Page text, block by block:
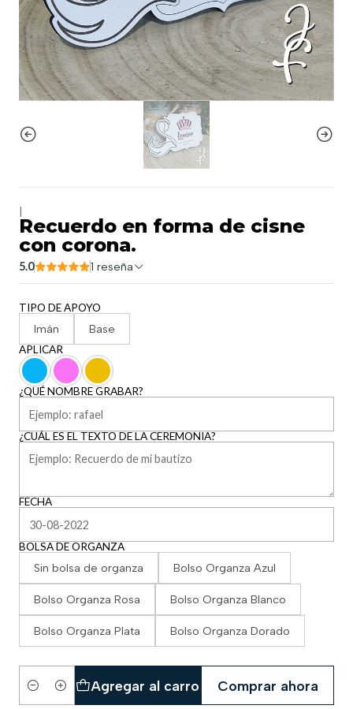
Recuerdo en forma de cisne
con corona.
5.0 1 reseña
TIPO DE APOYO
Imán Base
APLICAR
¿QUÉ NOMBRE GRABAR?
¿CUÁL ES EL TEXTO DE LA CEREMONIA?
FECHA
BOLSA DE ORGANZA
Sin bolsa de organza Bolso Organza Azul
Bolso Organza Rosa Bolso Organza Blanco
Bolso Organza Plata Bolso Organza Dorado
Cantidad
Agregar al carro Comprar ahora